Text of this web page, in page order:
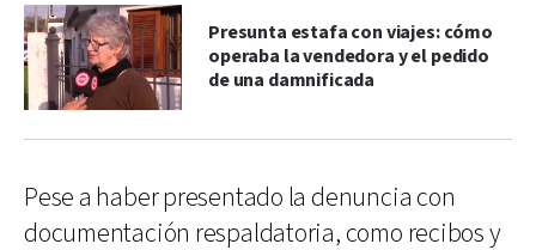
Presunta estafa con viajes: cómo
operaba la vendedora y el pedido
de una damnificada
Pese a haber presentado la denuncia con
documentación respaldatoria, como recibos y